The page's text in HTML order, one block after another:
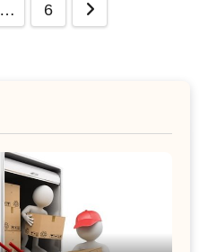
… 6